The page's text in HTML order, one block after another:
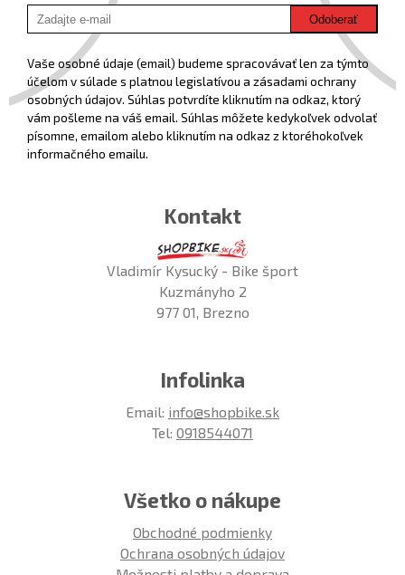
Odoberať
Vaše osobné údaje (email) budeme spracovávať len za týmto
účelom v súlade s platnou legislatívou a zásadami ochrany
osobných údajov. Súhlas potvrdíte kliknutím na odkaz, ktorý
vám pošleme na váš email. Súhlas môžete kedykoľvek odvolať
písomne, emailom alebo kliknutím na odkaz z ktoréhokoľvek
informačného emailu.
Kontakt
Vladimír Kysucký - Bike šport
Kuzmányho 2
977 01, Brezno
Infolinka
Email: info@shopbike.sk
Tel: 0918544071
Všetko o nákupe
Obchodné podmienky
Ochrana osobných údajov